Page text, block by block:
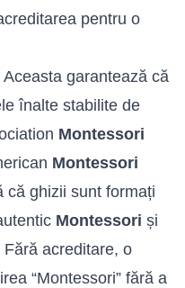
pentru o
garantează că
înalte stabilite de
Montessori
Montessori
că ghizii sunt formați
Montessori și
acreditare, o
“Montessori” fără a